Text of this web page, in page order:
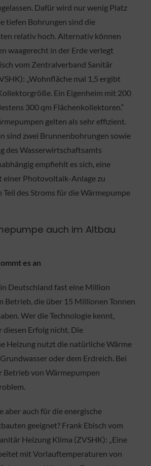
Dafür wird nur wenig Platz
tiefen Bohrungen sind die
relativ hoch. Alternativ können
waagerecht in der Erde verlegt
vom Zentralverband Sanitär
„Wohnfläche mal 1,5 ergibt
Ein Eigenheim mit 200
300 qm Flächenkollektoren.“
gelten als sehr effizient.
sind zwei Brunnenbohrungen sowie
des Wasserwirtschaftsamts
empfiehlt es sich, eine
einer Photovoltaik-Anlage zu
Teil des Stroms für die Wärmepumpe
auch im Altbau
es an
Deutschland fast eine Million
Betrieb, die über 15 Millionen Tonnen
Wer die Technologie kennt,
Erfolg nicht. Die
Heizung nutzt die natürliche Wärme
oder dem Erdreich. Bei
Betrieb von Wärmepumpen
aber auch für die energische
geeignet? Frank Ebisch vom
Heizung Klima (ZVSHK): „Eine
mit Vorlauftemperaturen von